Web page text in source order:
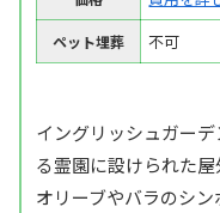
ペット埋葬 不可
イングリッシュガー
る霊園に設けられた屋
オリーブやバラのシ